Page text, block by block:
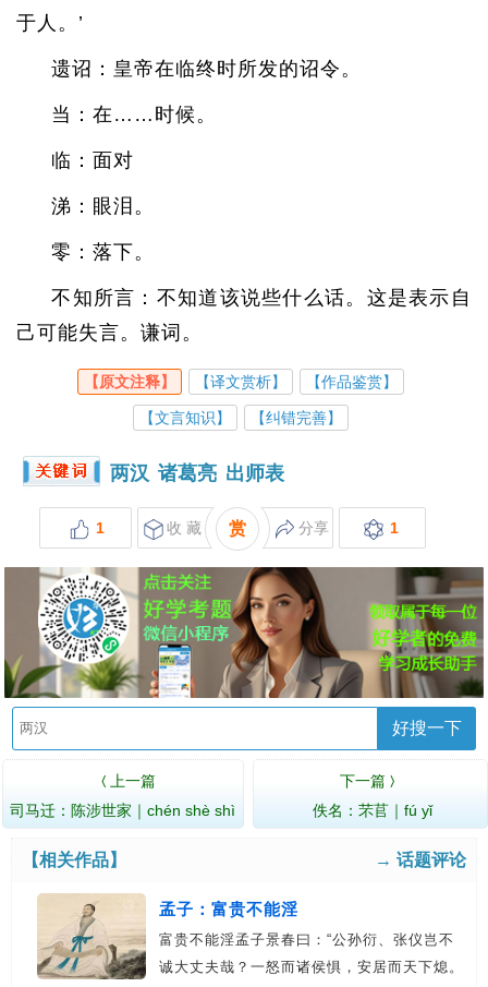
于人。’
遗诏：皇帝在临终时所发的诏令。
当：在……时候。
临：面对
涕：眼泪。
零：落下。
不知所言：不知道该说些什么话。这是表示自
己可能失言。谦词。
【原文注释】 【译文赏析】 【作品鉴赏】
【文言知识】 【纠错完善】
两汉 诸葛亮 出师表
1 收 藏 赏 分享 1
好搜一下
〈
上一篇
司马迁：陈涉世家｜chén shè shì
下一篇 〉
佚名：芣苢｜fú yǐ
【相关作品】 → 话题评论
孟子：富贵不能淫
富贵不能淫孟子景春曰：“公孙衍、张仪岂不
诚大丈夫哉？一怒而诸侯惧，安居而天下熄。